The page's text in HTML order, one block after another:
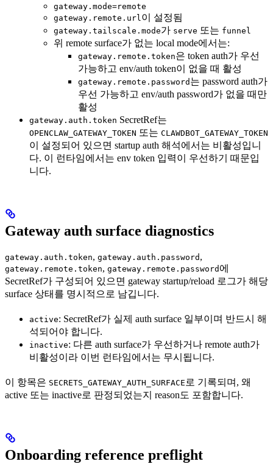
gateway.mode=remote
gateway.remote.url이 설정됨
gateway.tailscale.mode가 serve 또는 funnel
위 remote surface가 없는 local mode에서는:
gateway.remote.token은 token auth가 우선
가능하고 env/auth token이 없을 때 활성
gateway.remote.password 는 password auth가
우선 가능하고 env/auth password가 없을 때만
활성
gateway.auth.token SecretRef는
OPENCLAW_GATEWAY_TOKEN 또는 CLAWDBOT_GATEWAY_TOKEN
이 설정되어 있으면 startup auth 해석에서는 비활성입니
다. 이 런타임에서는 env token 입력이 우선하기 때문입
니다.
Gateway auth surface diagnostics
gateway.auth.token, gateway.auth.password ,
gateway.remote.token, gateway.remote.password 에
SecretRef가 구성되어 있으면 gateway startup/reload 로그가 해당
surface 상태를 명시적으로 남깁니다.
active: SecretRef가 실제 auth surface 일부이며 반드시 해
석되어야 합니다.
inactive: 다른 auth surface가 우선하거나 remote auth가
비활성이라 이번 런타임에서는 무시됩니다.
이 항목은 SECRETS_GATEWAY_AUTH_SURFACE 로 기록되며, 왜
active 또는 inactive로 판정되었는지 reason도 포함합니다.
Onboarding reference preflight